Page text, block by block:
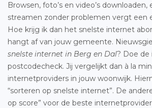
Browsen, foto’s en video’s
streamen zonder problemen vergt een
Hoe krijg ik dan het snelste internet
hangt af van jouw gemeente.
snelste internet in Berg en Dal? Doe
postcodecheck. Jij vergelijkt dan à la
internetproviders in jouw woonwijk.
“sorteren op snelste internet”. De
op score” voor de beste